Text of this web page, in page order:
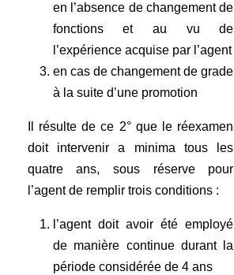
en l’absence de changement de
fonctions et au vu de
l’expérience acquise par l’agent
en cas de changement de grade
à la suite d’une promotion
Il résulte de ce 2° que le réexamen
doit intervenir a minima tous les
quatre ans, sous réserve pour
l’agent de remplir trois conditions :
l’agent doit avoir été employé
de manière continue durant la
période considérée de 4 ans